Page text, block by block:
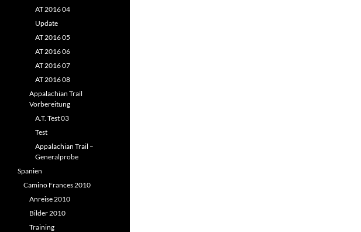
AT 2016 04
Update
AT 2016 05
AT 2016 06
AT 2016 07
AT 2016 08
Appalachian Trail
Vorbereitung
A.T. Test 03
Test
Appalachian Trail –
Generalprobe
Spanien
Camino Frances 2010
Anreise 2010
Bilder 2010
Training